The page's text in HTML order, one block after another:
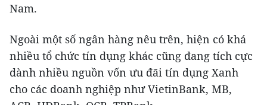
Nam.
Ngoài một số ngân hàng nêu trên, hiện có khá
nhiều tổ chức tín dụng khác cũng đang tích cực
dành nhiều nguồn vốn ưu đãi tín dụng Xanh
cho các doanh nghiệp như VietinBank, MB,